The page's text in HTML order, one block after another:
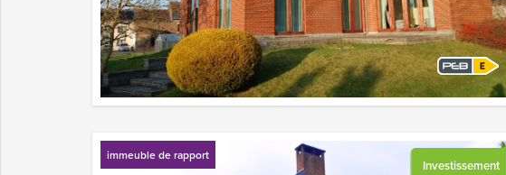
Investissement
immeuble de rapport